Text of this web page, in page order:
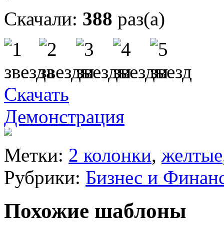
Скачали: 388 раз(а)
Скачать
Демонстрация
Метки: 2 колонки, желтые
Рубрики: Бизнес и
Похожие шаблоны